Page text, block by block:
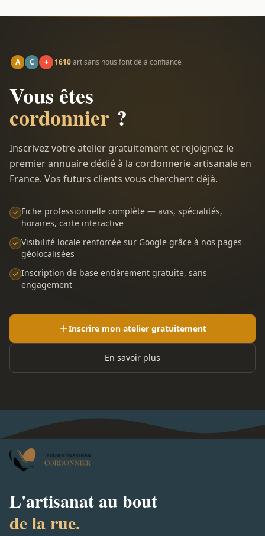
A C + 1610artisans nous font déjà confiance
Vous êtes
cordonnier ?
Inscrivez votre atelier gratuitement et rejoignez le
premier annuaire dédié à la cordonnerie artisanale en
France. Vos futurs clients vous cherchent déjà.
Fiche professionnelle complète — avis, spécialités,
horaires, carte interactive
Visibilité locale renforcée sur Google grâce à nos pages
géolocalisées
Inscription de base entièrement gratuite, sans
engagement
Inscrire mon atelier gratuitement
En savoir plus
L'artisanat au bout
de la rue.